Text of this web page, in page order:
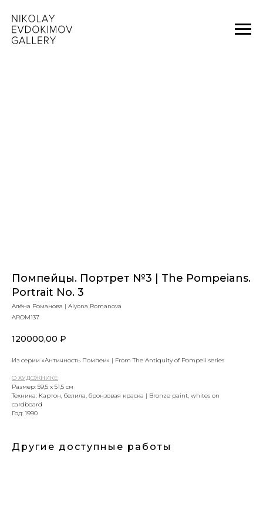
Помпейцы. Портрет №3 | The Pompeians.
Portrait No. 3
Алёна Романова | Alyona Romanova
AROM137
120000,00 ₽
Из серии «Античность Помпеи» | From The Antiquity of Pompeii series
О ХУДОЖНИКЕ
Размер: 59,5 х 51,5 см
Техника: Картон, белила, бронзовая краска | Bronze paint, whites on
cardboard
Год: 1990
Другие доступные работы